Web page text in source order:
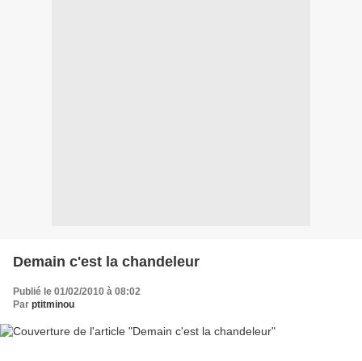
Demain c'est la chandeleur
Publié le 01/02/2010 à 08:02
Par ptitminou